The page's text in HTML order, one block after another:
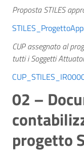
Proposta STILES
CUP assegnato al
tutti i Soggetti
02 –
progetto